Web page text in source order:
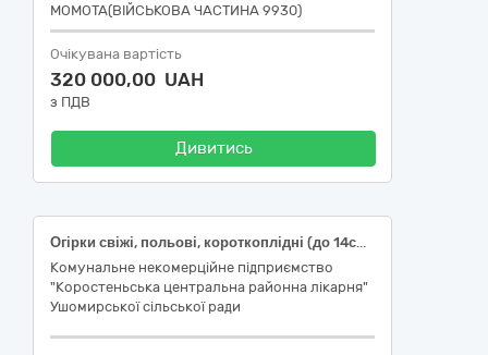
МОМОТА(ВІЙСЬКОВА ЧАСТИНА 9930)
Очікувана вартість
320 000,00 UAH
з ПДВ
Дивитись
Огірки свіжі, польові, короткоплідні (до 14см), ДСТУ 3247, 1 кг (ДК 021:2015 - 03220000-9 - Овочі, фрукти та горіхи, 03221270-9 - Огірки)
Комунальне некомерційне підприємство
"Коростеньська центральна районна лікарня"
Ушомирської сільської ради